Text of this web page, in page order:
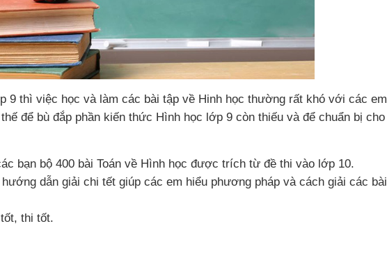
9 thì việc học và làm các bài tập về Hinh học thường rất khó với các em
để bù đắp phần kiến thức Hình học lớp 9 còn thiếu và để chuẩn bị cho
bạn bộ 400 bài Toán về Hình học được trích từ đề thi vào lớp 10.
dẫn giải chi tết giúp các em hiểu phương pháp và cách giải các bài
thi tốt.